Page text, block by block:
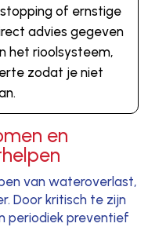
of ernstige
advies gegeven
het rioolsysteem,
zodat je niet
en
van wateroverlast,
Door kritisch te zijn
periodiek preventief